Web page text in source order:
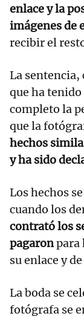
enlace y la
imágenes de
recibir el
La sentencia,
que ha tenido
completo la
que la
hechos
y ha sido
Los hechos
cuando los
contrató los
pagaronpara
su enlace y
La boda se
fotógrafa se